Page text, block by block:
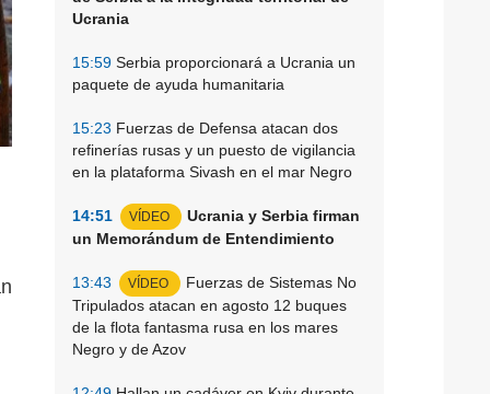
Ucrania
15:59 Serbia proporcionará a Ucrania un
paquete de ayuda humanitaria
15:23 Fuerzas de Defensa atacan dos
refinerías rusas y un puesto de vigilancia
en la plataforma Sivash en el mar Negro
14:51 VÍDEO
Ucrania y Serbia firman
un Memorándum de Entendimiento
13:43 VÍDEO
Fuerzas de Sistemas No
Tripulados atacan en agosto 12 buques
de la flota fantasma rusa en los mares
Negro y de Azov